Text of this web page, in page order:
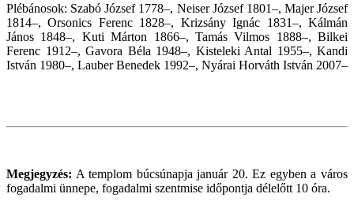
Plébánosok: Szabó József 1778–, Neiser József 1801–, Majer József
1814–, Orsonics Ferenc 1828–, Krizsány Ignác 1831–, Kálmán
János 1848–, Kuti Márton 1866–, Tamás Vilmos 1888–, Bilkei
Ferenc 1912–, Gavora Béla 1948–, Kisteleki Antal 1955–, Kandi
István 1980–, Lauber Benedek 1992–, Nyárai Horváth István 2007–
Megjegyzés: A templom búcsúnapja január 20. Ez egyben a város
fogadalmi ünnepe, fogadalmi szentmise időpontja délelőtt 10 óra.